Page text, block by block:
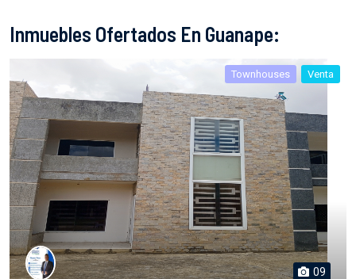
Inmuebles Ofertados En Guanape:
Townhouses Venta
09